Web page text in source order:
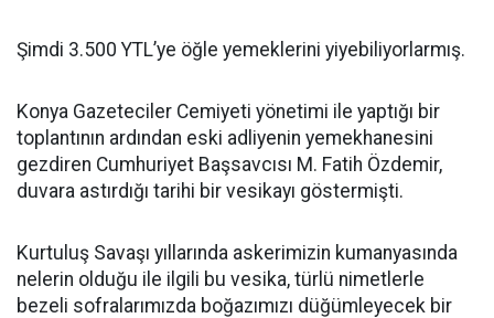
Şimdi 3.500 YTL’ye öğle yemeklerini yiyebiliyorlarmış.
Konya Gazeteciler Cemiyeti yönetimi ile yaptığı bir
toplantının ardından eski adliyenin yemekhanesini
gezdiren Cumhuriyet Başsavcısı M. Fatih Özdemir,
duvara astırdığı tarihi bir vesikayı göstermişti.
Kurtuluş Savaşı yıllarında askerimizin kumanyasında
nelerin olduğu ile ilgili bu vesika, türlü nimetlerle
bezeli sofralarımızda boğazımızı düğümleyecek bir